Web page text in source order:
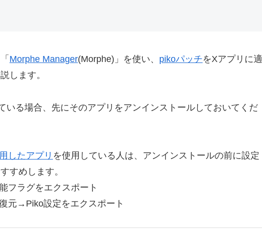
Morphe Manager(Morphe)」を使い、 pikoパッチをXアプリに適
します。
いる場合、先にそのアプリをアンインストールしておいてくだ
したアプリ を使用している人は、アンインストールの前に設定
すめします。
フラグをエクスポート
元→Piko設定をエクスポート